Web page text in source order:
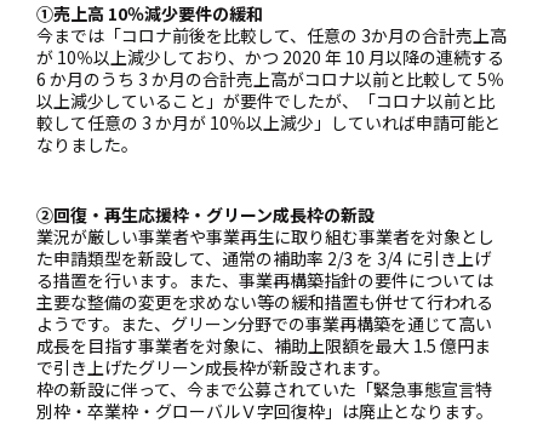
①売上高 10％減少要件の緩和
今までは「コロナ前後を比較して、任意の 3か月の合計売上高
が 10％以上減少しており、かつ 2020 年 10 月以降の連続する
6 か月のうち 3 か月の合計売上高がコロナ以前と比較して 5％
以上減少していること」が要件でしたが、「コロナ以前と比
較して任意の 3 か月が 10％以上減少」していれば申請可能と
なりました。
②回復・再生応援枠・グリーン成長枠の新設
業況が厳しい事業者や事業再生に取り組む事業者を対象とし
た申請類型を新設して、通常の補助率 2/3 を 3/4 に引き上げ
る措置を行います。また、事業再構築指針の要件については
主要な整備の変更を求めない等の緩和措置も併せて行われる
ようです。また、グリーン分野での事業再構築を通じて高い
成長を目指す事業者を対象に、補助上限額を最大 1.5 億円ま
で引き上げたグリーン成長枠が新設されます。
枠の新設に伴って、今まで公募されていた「緊急事態宣言特
別枠・卒業枠・グローバルＶ字回復枠」は廃止となります。